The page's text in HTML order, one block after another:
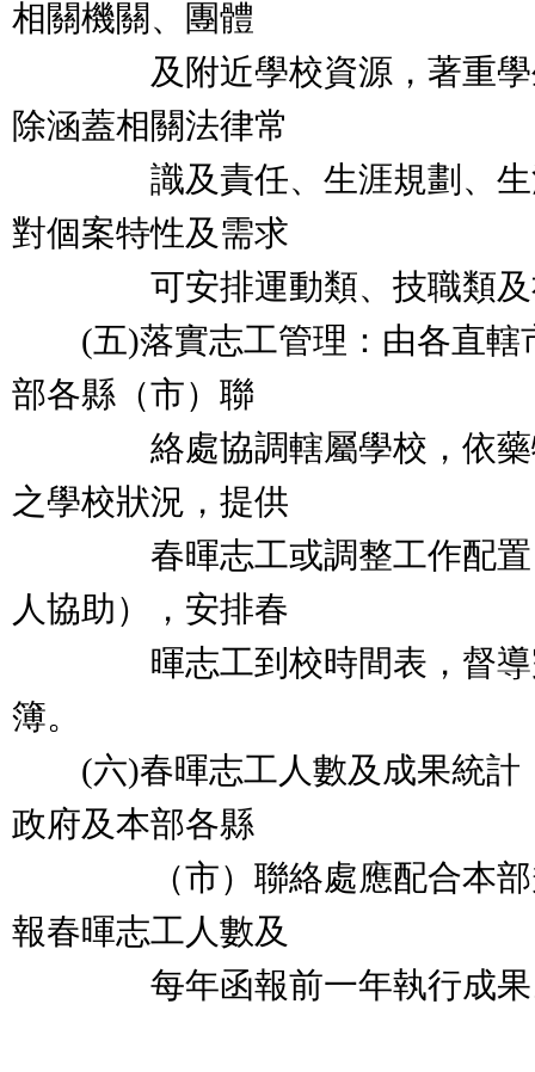
相關機關、團體
及附近學校資源，著重學生
除涵蓋相關法律常
識及責任、生涯規劃、生活
對個案特性及需求
可安排運動類、技職類及
(五)落實志工管理：由各直轄
部各縣（市）聯
絡處協調轄屬學校，依藥物
之學校狀況，提供
春暉志工或調整工作配置（
人協助），安排春
暉志工到校時間表，督導
簿。
(六)春暉志工人數及成果統計
政府及本部各縣
（市）聯絡處應配合本部規
報春暉志工人數及
每年函報前一年執行成果